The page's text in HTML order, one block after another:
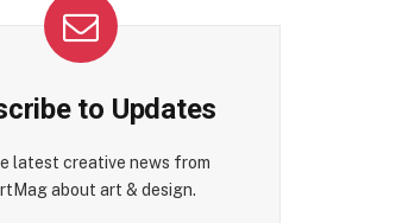
to Updates
latest creative news from
about art & design.